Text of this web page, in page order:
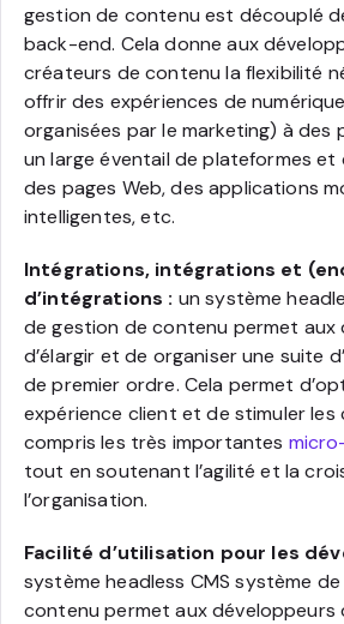
gestion de contenu est découplé
back-end. Cela donne aux
créateurs de contenu la flexibilité
offrir des expériences de
organisées par le marketing) à des
un large éventail de plateformes et
des pages Web, des applications
intelligentes, etc.
Intégrations, intégrations et
d’intégrations : un système
de gestion de contenu permet aux
d’élargir et de organiser une suite
de premier ordre. Cela permet
expérience client et de stimuler les
compris les très importantes
tout en soutenant l’agilité et la
l’organisation.
Facilité d’utilisation pour les
système headless CMS système
contenu permet aux développeurs